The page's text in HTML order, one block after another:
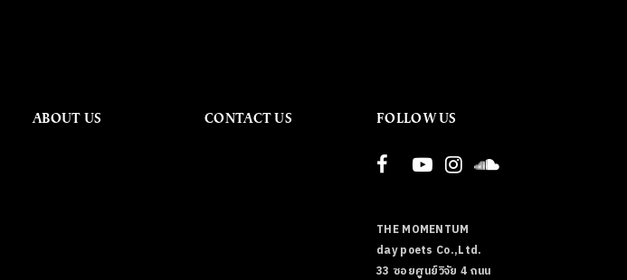
ABOUT US CONTACT US FOLLOW US
THE MOMENTUM
day poets Co.,Ltd.
33 ซอยศูนย์วิจัย 4 ถนน